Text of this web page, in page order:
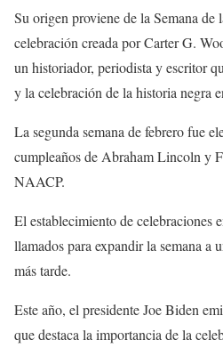
Su origen proviene de la Semana de
celebración creada por Carter G.
un historiador, periodista y escritor
y la celebración de la historia negra
La segunda semana de febrero fue
cumpleaños de Abraham Lincoln y
NAACP.
El establecimiento de celebraciones
llamados para expandir la semana a
más tarde.
Este año, el presidente Joe Biden
que destaca la importancia de la